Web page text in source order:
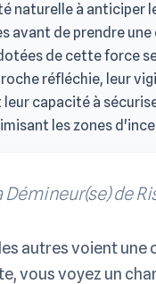
naturelle à anticiper
avant de prendre une
de cette force
réfléchie, leur
leur capacité à
les zones
Démineur(se) de
autres voient une
vous voyez un